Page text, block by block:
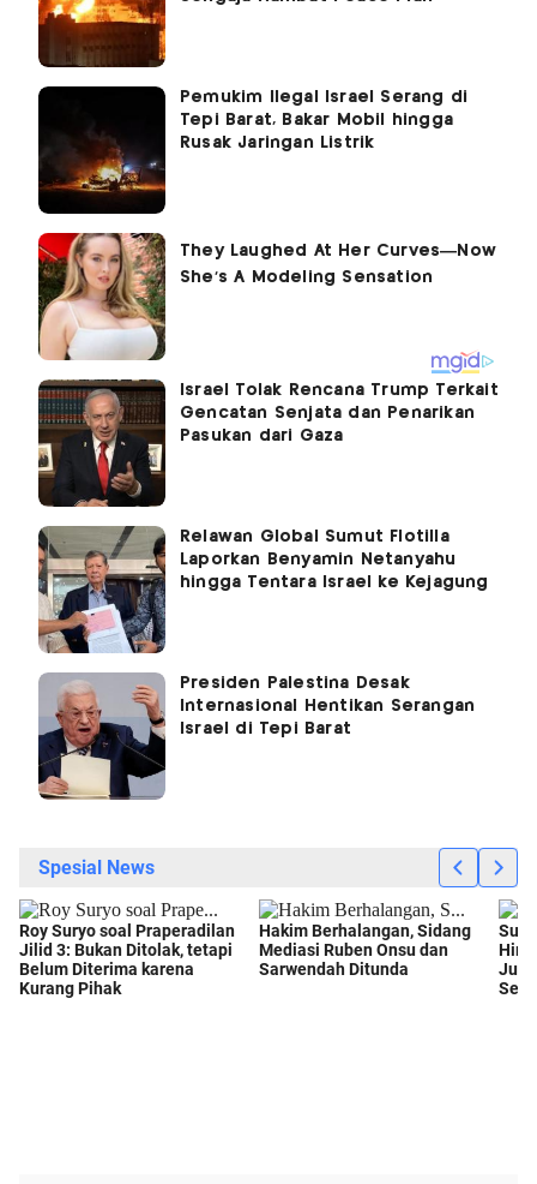
Pemukim Ilegal Israel Serang di
Tepi Barat, Bakar Mobil hingga
Rusak Jaringan Listrik
Israel Tolak Rencana Trump Terkait
Gencatan Senjata dan Penarikan
Pasukan dari Gaza
Relawan Global Sumut Flotilla
Laporkan Benyamin Netanyahu
hingga Tentara Israel ke Kejagung
Presiden Palestina Desak
Internasional Hentikan Serangan
Israel di Tepi Barat